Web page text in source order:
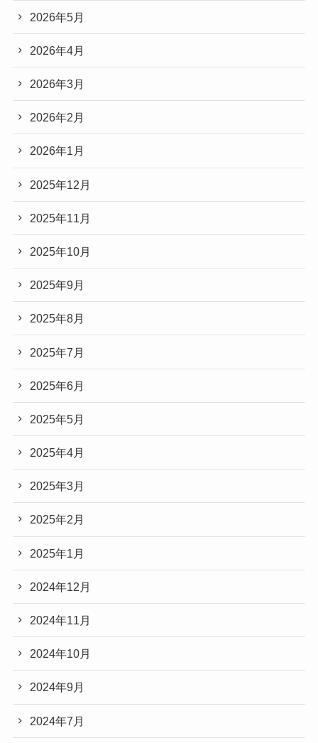
2026年5月
2026年4月
2026年3月
2026年2月
2026年1月
2025年12月
2025年11月
2025年10月
2025年9月
2025年8月
2025年7月
2025年6月
2025年5月
2025年4月
2025年3月
2025年2月
2025年1月
2024年12月
2024年11月
2024年10月
2024年9月
2024年7月